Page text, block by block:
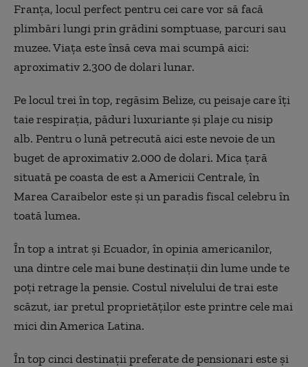
Franţa, locul perfect pentru cei care vor să facă
plimbări lungi prin grădini somptuase, parcuri sau
muzee. Viaţa este însă ceva mai scumpă aici:
aproximativ 2.300 de dolari lunar.
Pe locul trei în top, regăsim Belize, cu peisaje care îţi
taie respiraţia, păduri luxuriante şi plaje cu nisip
alb. Pentru o lună petrecută aici este nevoie de un
buget de aproximativ 2.000 de dolari. Mica ţară
situată pe coasta de est a Americii Centrale, în
Marea Caraibelor este şi un paradis fiscal celebru în
toată lumea.
În top a intrat şi Ecuador, în opinia americanilor,
una dintre cele mai bune destinații din lume unde te
poţi retrage la pensie. Costul nivelului de trai este
scăzut, iar pretul proprietăţilor este printre cele mai
mici din America Latina.
În top cinci destinaţii preferate de pensionari este şi